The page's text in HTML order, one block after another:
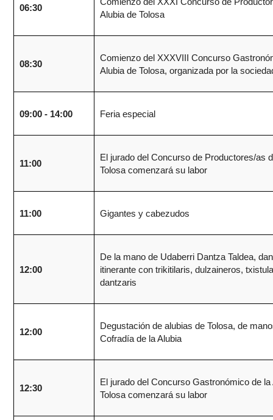
06:30
Alubia de Tolosa
08:30
Comienzo del XXXVIII Concurso
Alubia de Tolosa, organizada por la
09:00 - 14:00 Feria especial
11:00
El jurado del Concurso de Productores/as
Tolosa comenzará su labor
11:00 Gigantes y cabezudos
12:00
De la mano de Udaberri Dantza Taldea,
itinerante con trikitilaris, dulzaineros,
dantzaris
12:00
Degustación de alubias de Tolosa, de
Cofradía de la Alubia
12:30
El jurado del Concurso Gastronómico de la
Tolosa comenzará su labor